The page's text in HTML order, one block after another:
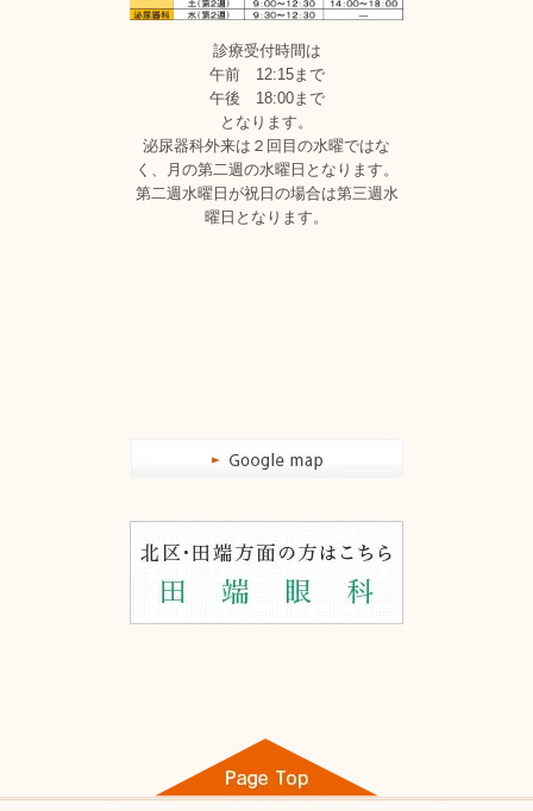
診療受付時間は
午前 12:15まで
午後 18:00まで
となります。
泌尿器科外来は２回目の水曜ではな
く、月の第二週の水曜日となります。
第二週水曜日が祝日の場合は第三週水
曜日となります。